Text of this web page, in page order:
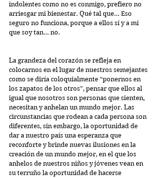
indolentes como no es conmigo, prefiero no
arriesgar mi bienestar. Qué tal que… Eso
seguro no funciona, porque a ellos sí y a mí
que soy tan… no.
La grandeza del corazón se refleja en
colocarnos en el lugar de nuestros semejantes
como se diría coloquialmente “ponernos en
los zapatos de los otros”, pensar que ellos al
igual que nosotros son personas que sienten,
necesitan y anhelan un mundo mejor. Las
circunstancias que rodean a cada persona son
diferentes, sin embargo, la oportunidad de
dar a nuestro país una esperanza que
reconforte y brinde nuevas ilusiones en la
creación de un mundo mejor, en el que los
anhelos de nuestros niños y jóvenes vean en
su terruño la oportunidad de hacerse